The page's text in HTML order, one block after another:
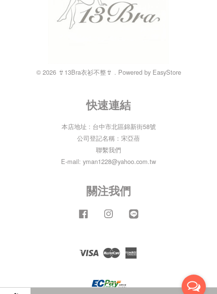
© 2026 👙13Bra衣衫不整👙 . Powered by EasyStore
快速連結
本店地址 : 台中市北區錦新街58號
公司登記名稱：宋亞蓓
聯繫我們
E-mail: yman1228@yahoo.com.tw
關注我們
Facebook Instagram
Visa Master